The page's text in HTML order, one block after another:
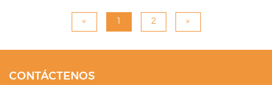
« 2 »
CONTÁCTENOS